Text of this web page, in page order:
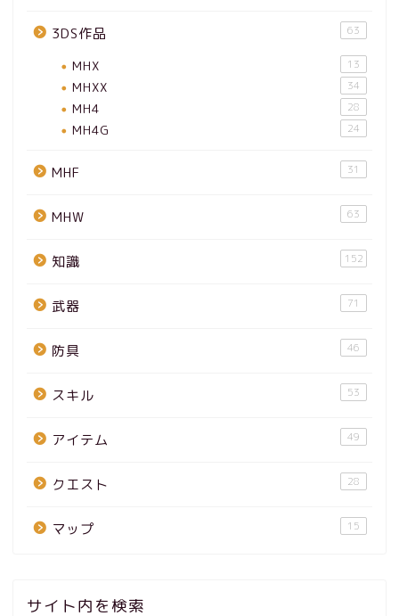
3DS作品 63
MHX 13
MHXX 34
MH4 28
MH4G 24
MHF 31
MHW 63
知識 152
武器 71
防具 46
スキル 53
アイテム 49
クエスト 28
マップ 15
サイト内を検索